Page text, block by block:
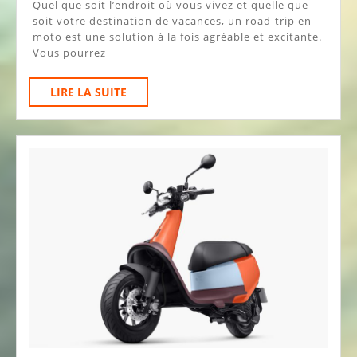
Un
Road-
Trip
En
Moto
?
Quel que soit l’endroit où vous vivez et quelle que
soit votre destination de vacances, un road-trip en
moto est une solution à la fois agréable et excitante.
Vous pourrez
LIRE LA SUITE
LA
SUITE